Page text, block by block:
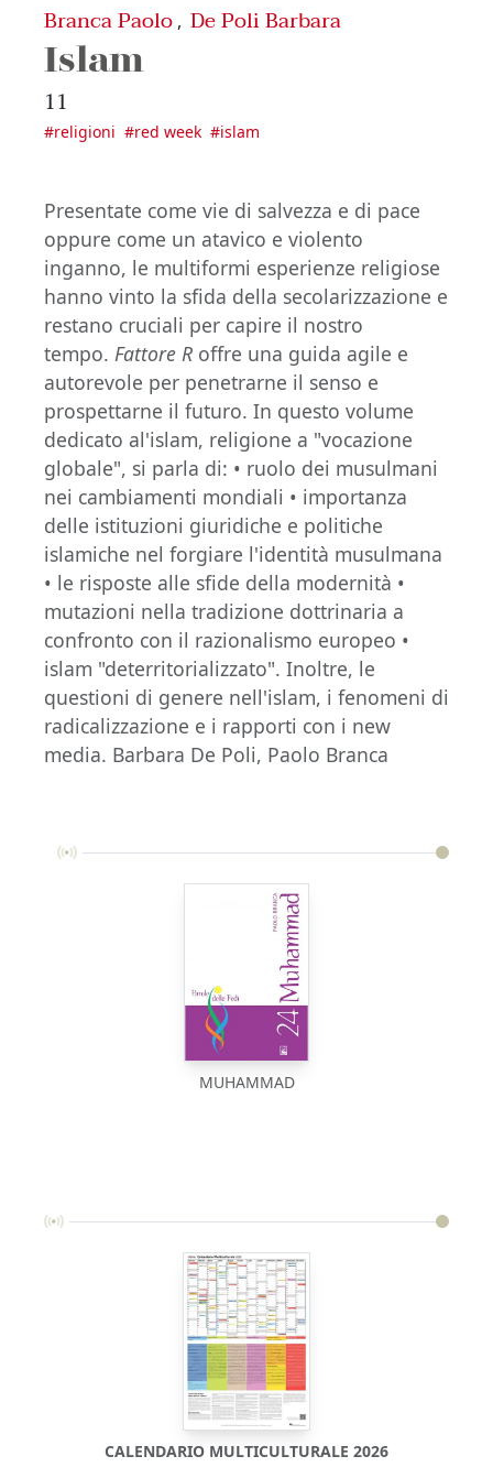
Branca Paolo , De Poli Barbara
Islam
11
#religioni #red week #islam
Presentate come vie di salvezza e di pace
oppure come un atavico e violento
inganno, le multiformi esperienze religiose
hanno vinto la sfida della secolarizzazione e
restano cruciali per capire il nostro
tempo. Fattore R offre una guida agile e
autorevole per penetrarne il senso e
prospettarne il futuro. In questo volume
dedicato al'islam, religione a "vocazione
globale", si parla di: • ruolo dei musulmani
nei cambiamenti mondiali • importanza
delle istituzioni giuridiche e politiche
islamiche nel forgiare l'identità musulmana
• le risposte alle sfide della modernità •
mutazioni nella tradizione dottrinaria a
confronto con il razionalismo europeo •
islam "deterritorializzato". Inoltre, le
questioni di genere nell'islam, i fenomeni di
radicalizzazione e i rapporti con i new
media. Barbara De Poli, Paolo Branca
MUHAMMAD
CALENDARIO MULTICULTURALE 2026